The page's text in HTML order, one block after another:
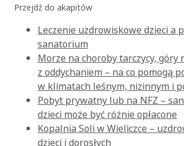
Przejdź do akapitów
Leczenie uzdrowiskowe dzieci a
sanatorium
Morze na choroby tarczycy, góry
z oddychaniem – na co pomogą
w klimatach leśnym, nizinnym i
Pobyt prywatny lub na NFZ –
dzieci może być różnie opłacone
Kopalnia Soli w Wieliczce –
dzieci i dorosłych